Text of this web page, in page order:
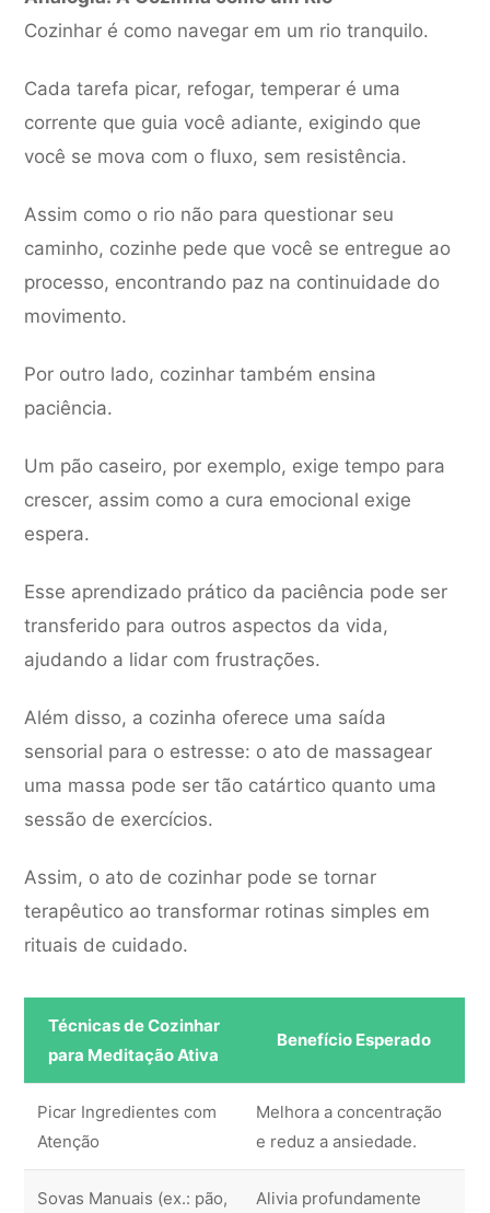
Cozinhar é como navegar em um rio tranquilo.
Cada tarefa picar, refogar, temperar é uma
corrente que guia você adiante, exigindo que
você se mova com o fluxo, sem resistência.
Assim como o rio não para questionar seu
caminho, cozinhe pede que você se entregue ao
processo, encontrando paz na continuidade do
movimento.
Por outro lado, cozinhar também ensina
paciência.
Um pão caseiro, por exemplo, exige tempo para
crescer, assim como a cura emocional exige
espera.
Esse aprendizado prático da paciência pode ser
transferido para outros aspectos da vida,
ajudando a lidar com frustrações.
Além disso, a cozinha oferece uma saída
sensorial para o estresse: o ato de massagear
uma massa pode ser tão catártico quanto uma
sessão de exercícios.
Assim, o ato de cozinhar pode se tornar
terapêutico ao transformar rotinas simples em
rituais de cuidado.
Técnicas de Cozinhar
para Meditação Ativa
Benefício Esperado
Picar Ingredientes com
Atenção
Melhora a concentração
e reduz a ansiedade.
Sovas Manuais (ex.: pão,
Alivia profundamente